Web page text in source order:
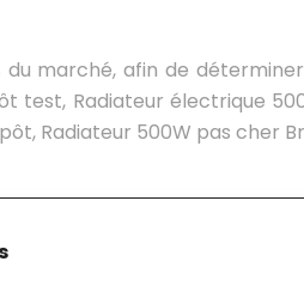
marché, afin de
test, Radiateur électrique
Radiateur 500W pas cher